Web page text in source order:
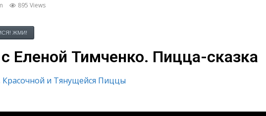
895 Views
ЖМИ!
Еленой Тимченко. Пицца-сказка
Красочной и Тянущейся Пиццы